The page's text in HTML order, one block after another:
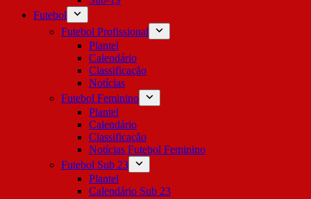
Futebol
Futebol Profissional
Plantel
Calendário
Classificação
Notícias
Futebol Feminino
Plantel
Calendário
Classificação
Notícias Futebol Feminino
Futebol Sub 23
Plantel
Calendário Sub 23